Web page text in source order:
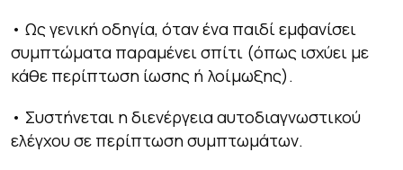
• Ως γενική οδηγία, όταν ένα παιδί εμφανίσει
συμπτώματα παραμένει σπίτι (όπως ισχύει με
κάθε περίπτωση ίωσης ή λοίμωξης).
• Συστήνεται η διενέργεια αυτοδιαγνωστικού
ελέγχου σε περίπτωση συμπτωμάτων.